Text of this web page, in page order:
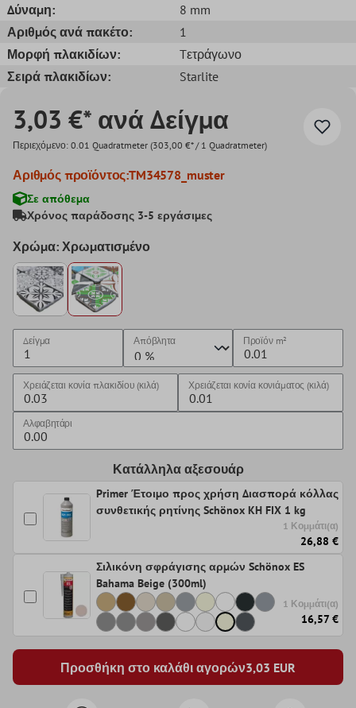
Δύναμη:
8 mm
Αριθμός ανά πακέτο:
1
Μορφή πλακιδίων:
Tετράγωνο
Σειρά πλακιδίων:
Starlite
3,03 €* ανά Δείγμα
Περιεχόμενο: 0.01 Quadratmeter (303,00 €* / 1 Quadratmeter)
Αριθμός προϊόντος:TM34578_muster
Σε απόθεμα
Χρόνος παράδοσης 3-5 εργάσιμες
Χρώμα: Χρωματισμένο
Δείγμα Απόβλητα Προϊόνm²
Χρειάζεται κονία πλακιδίου (κιλά) Χρειάζεται κονία κονιάματος (κιλά)
Αλφαβητάρι
Κατάλληλα αξεσουάρ
Primer Έτοιμο προς χρήση Διασπορά κόλλας
συνθετικής ρητίνης Schönox KH FIX 1 kg
1 Κομμάτι(α)
26,88 €
Σιλικόνη σφράγισης αρμών Schönox ES
Bahama Beige (300ml)
1 Κομμάτι(α)
16,57 €
Προσθήκη στο καλάθι αγορών3,03 EUR